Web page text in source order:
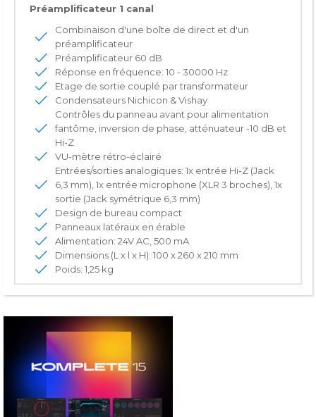
Préamplificateur 1 canal
Combinaison d'une boîte de direct et d'un
préamplificateur
Préamplificateur 60 dB
Réponse en fréquence: 10 - 30000 Hz
Etage de sortie couplé par transformateur
Condensateurs Nichicon & Vishay
Contrôles du panneau avant pour alimentation
fantôme, inversion de phase, atténuateur -10 dB et
Hi-Z
VU-mètre rétro-éclairé
Entrées/sorties analogiques: 1x entrée Hi-Z (Jack
6,3 mm), 1x entrée microphone (XLR 3 broches), 1x
sortie (Jack symétrique 6,3 mm)
Design de bureau compact
Panneaux latéraux en érable
Alimentation: 24V AC, 500 mA
Dimensions (L x l x H): 100 x 260 x 210 mm
Poids: 1,25 kg